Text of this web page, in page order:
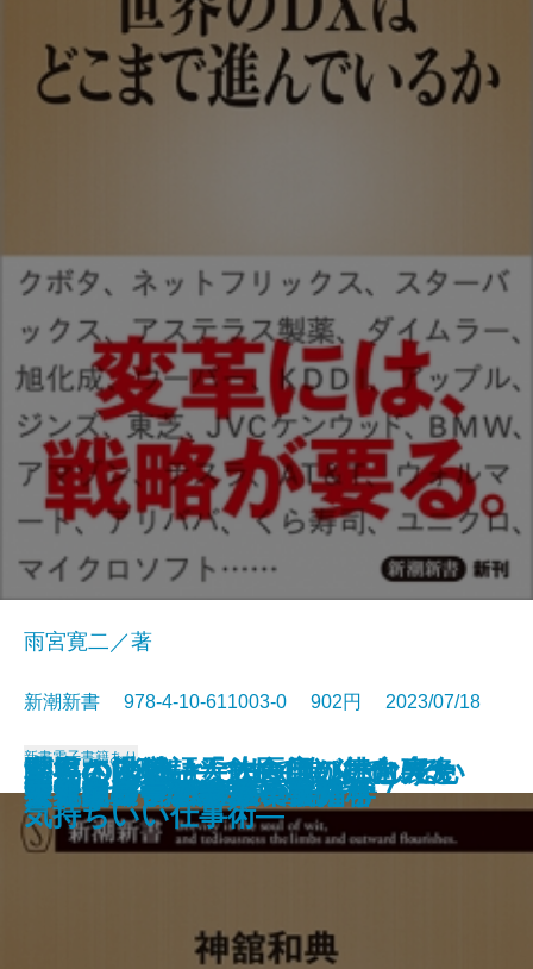
男と女―恋愛の落とし前―
過剰反応な人たち
お客さん物語―飲食店の舞台裏と
料理人の本音―
国家は巨大ITに勝てるのか
新版 メディアとテロリズム
がんの消滅―天才医師が挑む光免
疫療法―
ウクライナのサイバー戦争
言い訳するブッダ
聞いてはいけない―スルーしてい
い職場言葉―
世界のDXはどこまで進んでいる
か
雨宮寛二／著
新潮新書 978-4-10-611003-0 902円 2023/07/18
新書電子書籍あり
不道徳ロック講座
スサノヲの正体
キャリア弱者の成長戦略
ウクライナ戦争の軍事分析
学習院女子と皇室
フィリピンパブ嬢の経済学
幸福な退職―「その日」に向けた
気持ちいい仕事術―
世界史の中のヤバい女たち
交通崩壊
失礼な一言